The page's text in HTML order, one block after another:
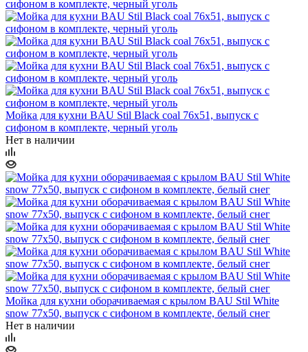
Мойка для кухни BAU Stil Black coal 76х51, выпуск с
сифоном в комплекте, черный уголь
Нет в наличии
Мойка для кухни оборачиваемая с крылом BAU Stil White
snow 77х50, выпуск с сифоном в комплекте, белый снег
Нет в наличии